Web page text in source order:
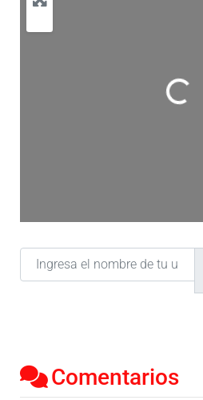
Cargando…
Ingresa el nombre de tu ubicación
Comentarios